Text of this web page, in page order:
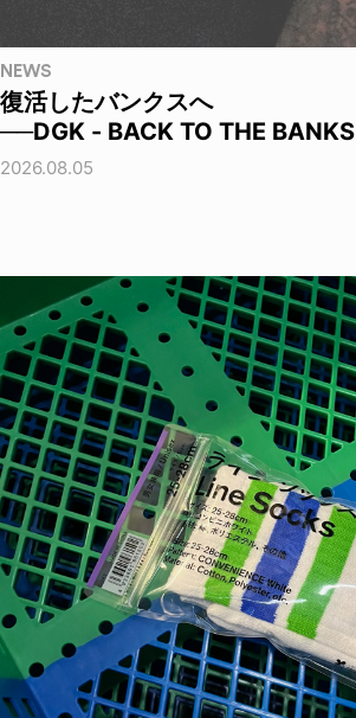
NEWS
復活したバンクスへ
──DGK - BACK TO THE BANKS
2026.08.05